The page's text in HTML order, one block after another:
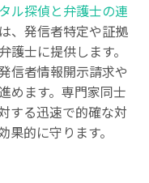
ル探偵と弁護士の連
、発信者特定や証拠
士に提供します。
信者情報開示請求や
めます。専門家同士
する迅速で的確な対
的に守ります。